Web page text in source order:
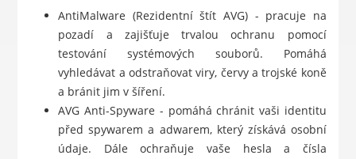
AntiMalware (Rezidentní štít AVG) - pracuje na
pozadí a zajišťuje trvalou ochranu pomocí
testování systémových souborů. Pomáhá
vyhledávat a odstraňovat viry, červy a trojské koně
a bránit jim v šíření.
AVG Anti-Spyware - pomáhá chránit vaši identitu
před spywarem a adwarem, který získává osobní
údaje. Dále ochraňuje vaše hesla a čísla